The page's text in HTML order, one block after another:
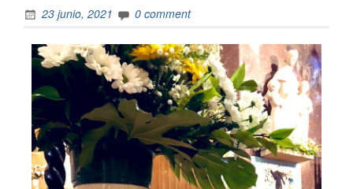
23 junio, 2021 0 comment